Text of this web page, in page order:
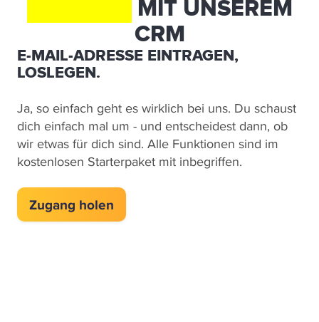
MIT UNSEREM
CRM
E-MAIL-ADRESSE EINTRAGEN,
LOSLEGEN.
Ja, so einfach geht es wirklich bei uns. Du schaust
dich einfach mal um - und entscheidest dann, ob
wir etwas für dich sind. Alle Funktionen sind im
kostenlosen Starterpaket mit inbegriffen.
Zugang holen